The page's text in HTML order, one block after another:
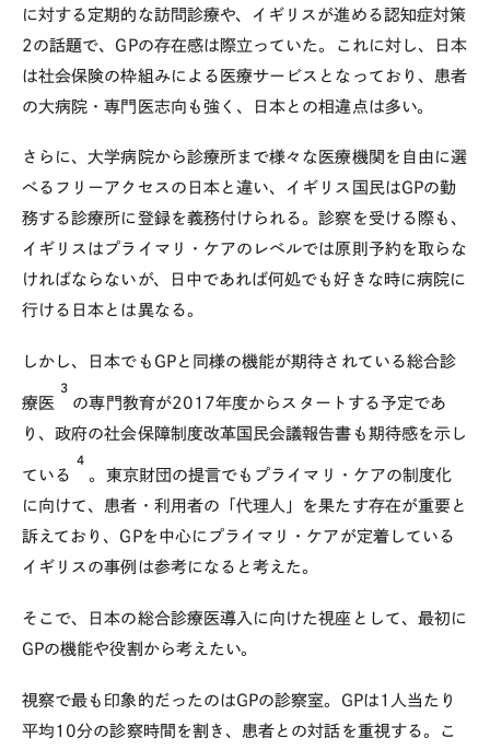
に対する定期的な訪問診療や、イギリスが進める認知症対策
2の話題で、GPの存在感は際立っていた。これに対し、日本
は社会保険の枠組みによる医療サービスとなっており、患者
の大病院・専門医志向も強く、日本との相違点は多い。
さらに、大学病院から診療所まで様々な医療機関を自由に選
べるフリーアクセスの日本と違い、イギリス国民はGPの勤
務する診療所に登録を義務付けられる。診察を受ける際も、
イギリスはプライマリ・ケアのレベルでは原則予約を取らな
ければならないが、日中であれば何処でも好きな時に病院に
行ける日本とは異なる。
しかし、日本でもGPと同様の機能が期待されている総合診
療医
3
の専門教育が2017年度からスタートする予定であ
り、政府の社会保障制度改革国民会議報告書も期待感を示し
ている
4
。東京財団の提言でもプライマリ・ケアの制度化
に向けて、患者・利用者の「代理人」を果たす存在が重要と
訴えており、GPを中心にプライマリ・ケアが定着している
イギリスの事例は参考になると考えた。
そこで、日本の総合診療医導入に向けた視座として、最初に
GPの機能や役割から考えたい。
視察で最も印象的だったのはGPの診察室。GPは1人当たり
平均10分の診察時間を割き、患者との対話を重視する。こ